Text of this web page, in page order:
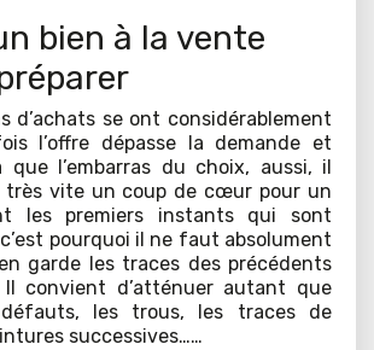
bien à la vente
d’achats se ont considérablement
l’offre dépasse la demande et
que l’embarras du choix, aussi, il
très vite un coup de cœur pour un
les premiers instants qui sont
pourquoi il ne faut absolument
garde les traces des précédents
Il convient d’atténuer autant que
les trous, les traces de
successives……